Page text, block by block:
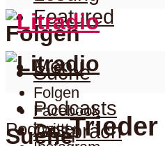
Folgen
Folgen
Facebook
Twitter
Featured
Menu
Suche
Suche
Podcasts
Gespräch
Podcast